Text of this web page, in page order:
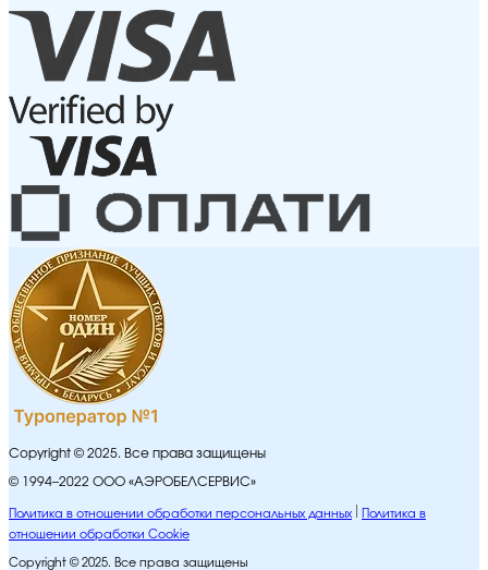
Copyright © 2025. Все права защищены
© 1994–2022 ООО «АЭРОБЕЛСЕРВИС»
Политика в отношении обработки персональных данных
Политика в
отношении обработки Cookie
Copyright © 2025. Все права защищены